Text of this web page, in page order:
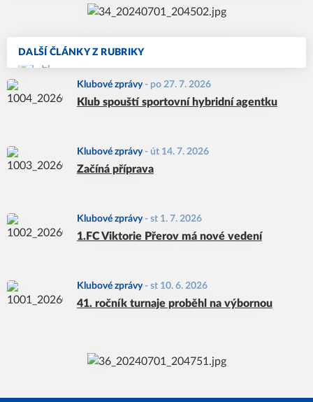
DALŠÍ ČLÁNKY Z RUBRIKY
Klubové zprávy- po 27. 7. 2026
Klub spouští sportovní hybridní agentku
Klubové zprávy- út 14. 7. 2026
Začíná příprava
Klubové zprávy- st 1. 7. 2026
1.FC Viktorie Přerov má nové vedení
Klubové zprávy- st 10. 6. 2026
41. ročník turnaje proběhl na výbornou